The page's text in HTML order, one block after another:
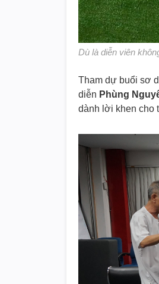
Dù là diễn viên
Tham dự buổi sơ
diễn Phùng
dành lời khen cho